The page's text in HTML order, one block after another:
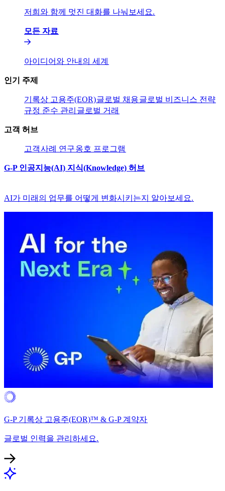
저희와 함께 멋진 대화를 나눠보세요.​​
모든 자료​​
아이디어와 안내의 세계​​
인기 주제​​
기록상 고용주(EOR)​​글로벌 채용​​글로벌 비즈니스 전략​​
규정 준수 관리​​ 글로벌 거래​​
고객 허브​​
고객​​사례 연구​​옹호 프로그램​​
G-P 인공지능(AI) 지식(Knowledge) 허브​​
AI가 미래의 업무를 어떻게 변화시키는지 알아보세요.​​
G-P 기록상 고용주(EOR)™ & G-P 계약자​​
글로벌 인력을 관리하세요.​​